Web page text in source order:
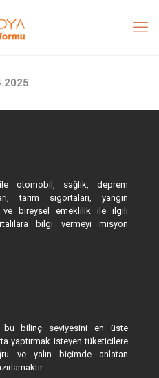
otomobil, sağlık, deprem
tarım sigortaları, yangın
ve bireysel emeklilik ile ilgili
bilgi vermeyi misyon
bu bilinç seviyesini en üste
yaptırmak isteyen tüketicilere
ve yalın biçimde anlatan